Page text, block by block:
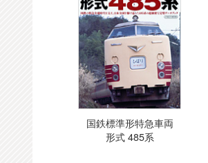
国鉄標準形特急車両
形式 485系